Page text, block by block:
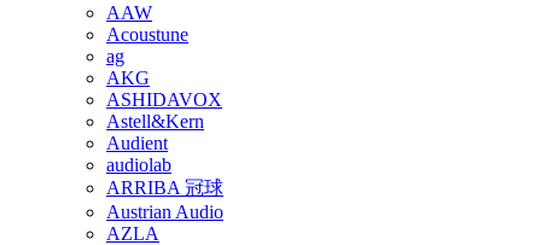
AAW
Acoustune
ag
AKG
ASHIDAVOX
Astell&Kern
Audient
audiolab
ARRIBA 冠球
Austrian Audio
AZLA